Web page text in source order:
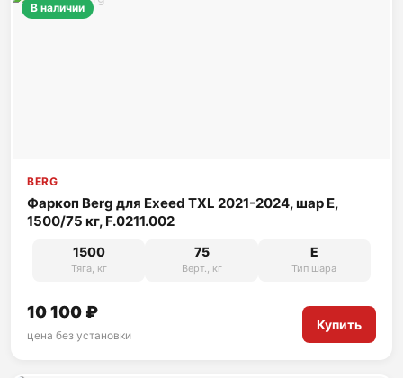
В наличии
BERG
Фаркоп Berg для Exeed TXL 2021-2024, шар E,
1500/75 кг, F.0211.002
1500
Тяга, кг
75
Верт., кг
E
Тип шара
10 100 ₽
цена без установки
Купить